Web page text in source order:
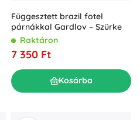
Függesztett brazil fotel
párnákkal Gardlov – Szürke
Raktáron
7 350 Ft
Kosárba